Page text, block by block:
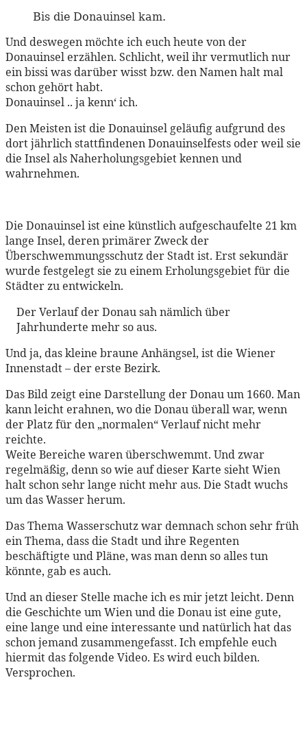
Bis die Donauinsel kam.
Und deswegen möchte ich euch heute von der
Donauinsel erzählen. Schlicht, weil ihr vermutlich nur
ein bissi was darüber wisst bzw. den Namen halt mal
schon gehört habt.
Donauinsel .. ja kenn‘ ich.
Den Meisten ist die Donauinsel geläufig aufgrund des
dort jährlich stattfindenen Donauinselfests oder weil sie
die Insel als Naherholungsgebiet kennen und
wahrnehmen.
Die Donauinsel ist eine künstlich aufgeschaufelte 21 km
lange Insel, deren primärer Zweck der
Überschwemmungsschutz der Stadt ist. Erst sekundär
wurde festgelegt sie zu einem Erholungsgebiet für die
Städter zu entwickeln.
Der Verlauf der Donau sah nämlich über
Jahrhunderte mehr so aus.
Und ja, das kleine braune Anhängsel, ist die Wiener
Innenstadt – der erste Bezirk.
Das Bild zeigt eine Darstellung der Donau um 1660. Man
kann leicht erahnen, wo die Donau überall war, wenn
der Platz für den „normalen“ Verlauf nicht mehr
reichte.
Weite Bereiche waren überschwemmt. Und zwar
regelmäßig, denn so wie auf dieser Karte sieht Wien
halt schon sehr lange nicht mehr aus. Die Stadt wuchs
um das Wasser herum.
Das Thema Wasserschutz war demnach schon sehr früh
ein Thema, dass die Stadt und ihre Regenten
beschäftigte und Pläne, was man denn so alles tun
könnte, gab es auch.
Und an dieser Stelle mache ich es mir jetzt leicht. Denn
die Geschichte um Wien und die Donau ist eine gute,
eine lange und eine interessante und natürlich hat das
schon jemand zusammengefasst. Ich empfehle euch
hiermit das folgende Video. Es wird euch bilden.
Versprochen.